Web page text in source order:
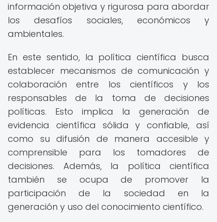
información objetiva y rigurosa para abordar
los desafíos sociales, económicos y
ambientales.
En este sentido, la política científica busca
establecer mecanismos de comunicación y
colaboración entre los científicos y los
responsables de la toma de decisiones
políticas. Esto implica la generación de
evidencia científica sólida y confiable, así
como su difusión de manera accesible y
comprensible para los tomadores de
decisiones. Además, la política científica
también se ocupa de promover la
participación de la sociedad en la
generación y uso del conocimiento científico.